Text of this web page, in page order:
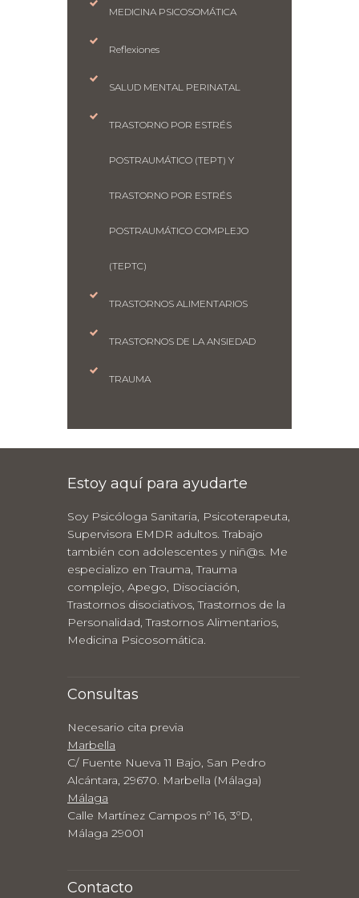
MEDICINA PSICOSOMÁTICA
Reflexiones
SALUD MENTAL PERINATAL
TRASTORNO POR ESTRÉS
POSTRAUMÁTICO (TEPT) Y
TRASTORNO POR ESTRÉS
POSTRAUMÁTICO COMPLEJO
(TEPTC)
TRASTORNOS ALIMENTARIOS
TRASTORNOS DE LA ANSIEDAD
TRAUMA
Estoy aquí para ayudarte
Soy Psicóloga Sanitaria, Psicoterapeuta,
Supervisora EMDR adultos. Trabajo
también con adolescentes y niñ@s. Me
especializo en Trauma, Trauma
complejo, Apego, Disociación,
Trastornos disociativos, Trastornos de la
Personalidad, Trastornos Alimentarios,
Medicina Psicosomática.
Consultas
Necesario cita previa
Marbella
C/ Fuente Nueva 11 Bajo, San Pedro
Alcántara, 29670. Marbella (Málaga)
Málaga
Calle Martínez Campos nº 16, 3ºD,
Málaga 29001
Contacto